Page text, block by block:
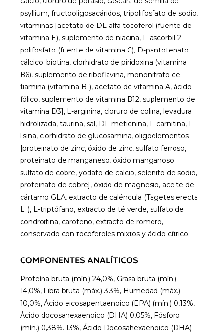
psyllium, fructooligosacáridos, tripolifosfato de sodio,
vitaminas [acetato de DL-alfa tocoferol (fuente de
vitamina E), suplemento de niacina, L-ascorbil-2-
polifosfato (fuente de vitamina C), D-pantotenato
cálcico, biotina, clorhidrato de piridoxina (vitamina
B6), suplemento de riboflavina, mononitrato de
tiamina (vitamina B1), acetato de vitamina A, ácido
fólico, suplemento de vitamina B12, suplemento de
vitamina D3], L-arginina, cloruro de colina, levadura
hidrolizada, taurina, sal, DL-metionina, L-carnitina, L-
lisina, clorhidrato de glucosamina, oligoelementos
[proteinato de zinc, óxido de zinc, sulfato ferroso,
proteinato de manganeso, óxido manganoso,
sulfato de cobre, yodato de calcio, selenito de sodio,
proteinato de cobre], óxido de magnesio, aceite de
cártamo GLA, extracto de caléndula (Tagetes erecta
L. ), L-triptófano, extracto de té verde, sulfato de
condroitina, caroteno, extracto de romero,
conservado con tocoferoles mixtos y ácido cítrico.
COMPONENTES ANALÍTICOS
Proteína bruta (mín.) 24,0%, Grasa bruta (mín.)
14,0%, Fibra bruta (máx.) 3,3%, Humedad (máx.)
10,0%, Ácido eicosapentaenoico (EPA) (mín.) 0,13%,
Ácido docosahexaenoico (DHA) 0,05%, Fósforo
(mín.) 0,38%. 13%, Ácido Docosahexaenoico (DHA)